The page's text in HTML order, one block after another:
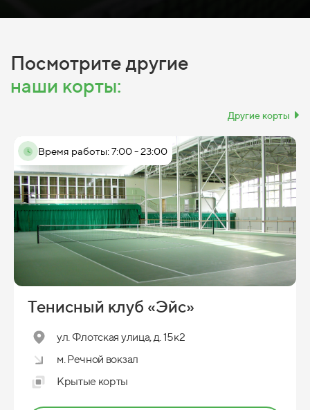
Посмотрите другие
наши корты:
Другие корты
Время работы: 7:00 - 23:00
Тенисный клуб «Эйс»
ул. Флотская улица, д. 15к2
м. Речной вокзал
Крытые корты